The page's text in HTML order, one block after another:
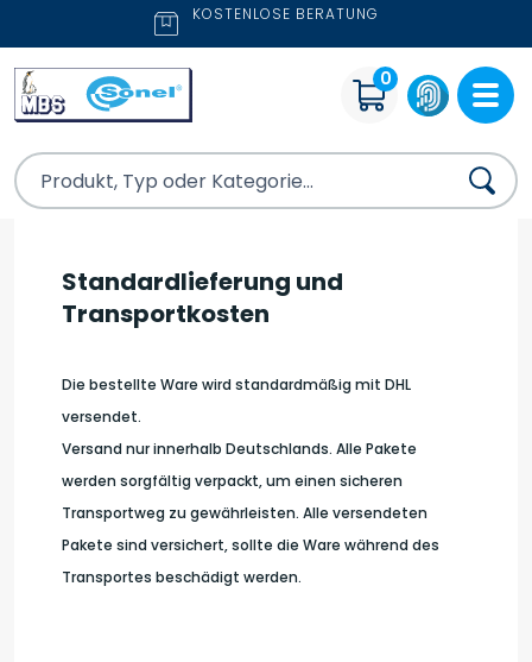
KOSTENLOSE BERATUNG
0
Standardlieferung und
Transportkosten
Die bestellte Ware wird standardmäßig mit DHL
versendet.
Versand nur innerhalb Deutschlands. Alle Pakete
werden sorgfältig verpackt, um einen sicheren
Transportweg zu gewährleisten. Alle versendeten
Pakete sind versichert, sollte die Ware während des
Transportes beschädigt werden.